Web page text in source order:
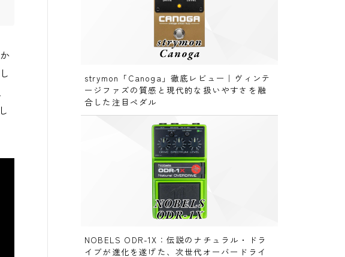
strymon「Canoga」徹底レビュー｜ヴィンテ
ージファズの質感と現代的な扱いやすさを融
合した注目ペダル
NOBELS ODR-1X：伝説のナチュラル・ドラ
イブが進化を遂げた、次世代オーバードライ